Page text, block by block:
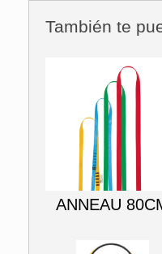
También te
ANNEAU